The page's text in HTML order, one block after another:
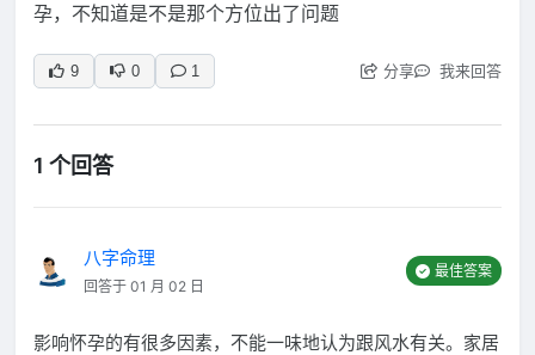
孕，不知道是不是那个方位出了问题
9 0 1 分享 我来回答
1 个回答
八字命理
回答于 01 月 02 日
最佳答案
影响怀孕的有很多因素，不能一味地认为跟风水有关。家居